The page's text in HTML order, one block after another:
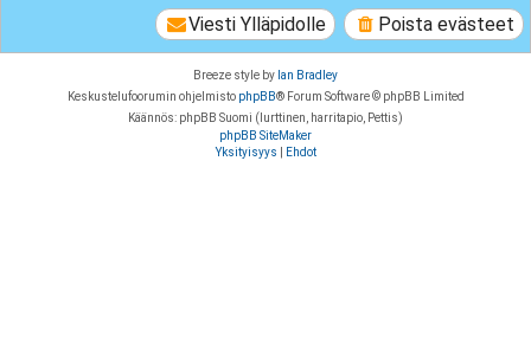
Poista evästeet
Viesti Ylläpidolle
Breeze style by Ian Bradley
Keskustelufoorumin ohjelmisto phpBB® Forum Software © phpBB Limited
Käännös: phpBB Suomi (lurttinen, harritapio, Pettis)
phpBB SiteMaker
Yksityisyys
Ehdot